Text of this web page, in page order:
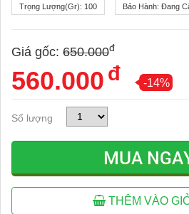
Trọng Lượng(gr): 100 Bảo Hành: Đang
Giá gốc: 650.000đ
560.000 đ -14%
Số lượng
MUA
THÊM VÀO